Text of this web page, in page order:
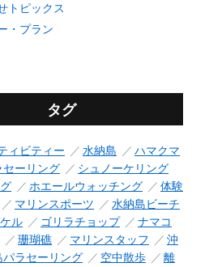
トピックス
・プラン
タグ
ィビティー 水納島
ハマクマ
セーリング
シュノーケリング
ホエールウォッチング
体験
マリンスポーツ
水納島ビーチ
ル
ゴリラチョップ
ナマコ
珊瑚礁 マリンスタッフ
沖
パラセーリング 空中散歩
離